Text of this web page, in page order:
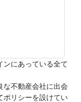
ンにあっている全て
な不動産会社に出会
ポリシーを設けてい